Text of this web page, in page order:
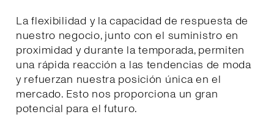
La flexibilidad y la capacidad de respuesta de
nuestro negocio, junto con el suministro en
proximidad y durante la temporada, permiten
una rápida reacción a las tendencias de moda
y refuerzan nuestra posición única en el
mercado. Esto nos proporciona un gran
potencial para el futuro.